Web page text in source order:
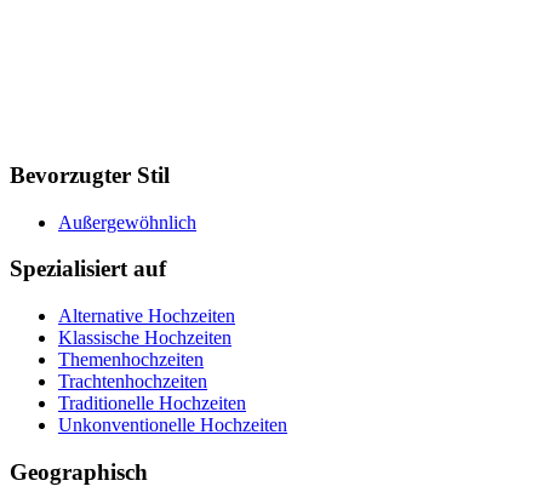
Bevorzugter Stil
Außergewöhnlich
Spezialisiert auf
Alternative Hochzeiten
Klassische Hochzeiten
Themenhochzeiten
Trachtenhochzeiten
Traditionelle Hochzeiten
Unkonventionelle Hochzeiten
Geographisch